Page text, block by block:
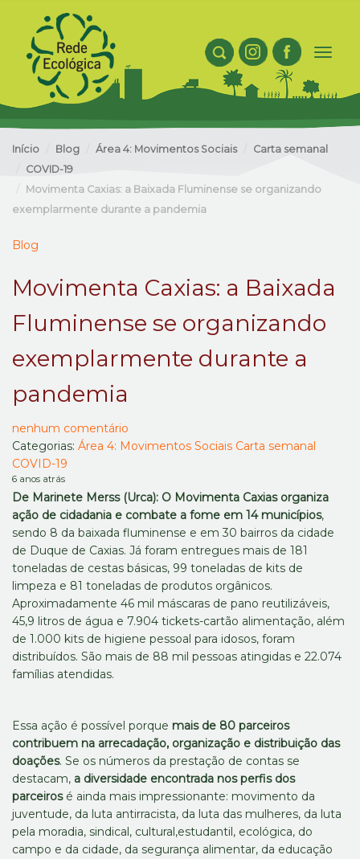
Toggle
Início Blog Área 4: Movimentos Sociais
Carta semanal
COVID-19
Movimenta Caxias: a Baixada Fluminense se organizando
exemplarmente durante a pandemia
Blog
Movimenta Caxias: a Baixada
Fluminense se organizando
exemplarmente durante a
pandemia
nenhum comentário
Categorias: Área 4: Movimentos Sociais Carta semanal
COVID-19
6 anos atrás
De Marinete Merss (Urca): O Movimenta Caxias organiza
ação de cidadania e combate a fome em 14 municípios,
sendo 8 da baixada fluminense e em 30 bairros da cidade
de Duque de Caxias. Já foram entregues mais de 181
toneladas de cestas básicas, 99 toneladas de kits de
limpeza e 81 toneladas de produtos orgânicos.
Aproximadamente 46 mil máscaras de pano reutilizáveis,
45,9 litros de água e 7.904 tickets-cartão alimentação, além
de 1.000 kits de higiene pessoal para idosos, foram
distribuídos. São mais de 88 mil pessoas atingidas e 22.074
famílias atendidas.
Essa ação é possível porque mais de 80 parceiros
contribuem na arrecadação, organização e distribuição das
doações. Se os números da prestação de contas se
destacam, a diversidade encontrada nos perfis dos
parceirosé ainda mais impressionante: movimento da
juventude, da luta antirracista, da luta das mulheres, da luta
pela moradia, sindical, cultural,estudantil, ecológica, do
campo e da cidade, da segurança alimentar, da educação